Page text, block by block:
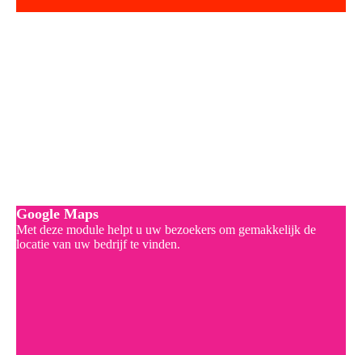
Google Maps
Met deze module helpt u uw bezoekers om gemakkelijk de
locatie van uw bedrijf te vinden.